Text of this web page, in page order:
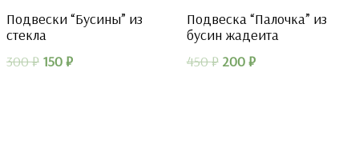
Подвески “Бусины” из
стекла
300₽ Первоначальная
150₽Текущая
Подвеска “Палочка” из
бусин жадеита
450₽ Первоначальная
200₽Текущая